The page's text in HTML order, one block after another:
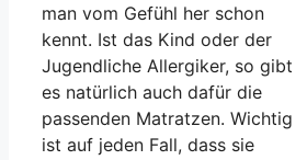
man vom Gefühl her schon
kennt. Ist das Kind oder der
Jugendliche Allergiker, so gibt
es natürlich auch dafür die
passenden Matratzen. Wichtig
ist auf jeden Fall, dass sie